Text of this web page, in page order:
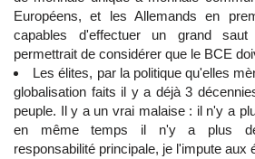
Européens, et les Allemands en
capables d'effectuer un grand
permettrait de considérer que le BCE
Les élites, par la politique qu'elles
globalisation faits il y a déjà 3
peuple. Il y a un vrai malaise : il n'y a
en même temps il n'y a plus de
responsabilité principale, je l'impute aux